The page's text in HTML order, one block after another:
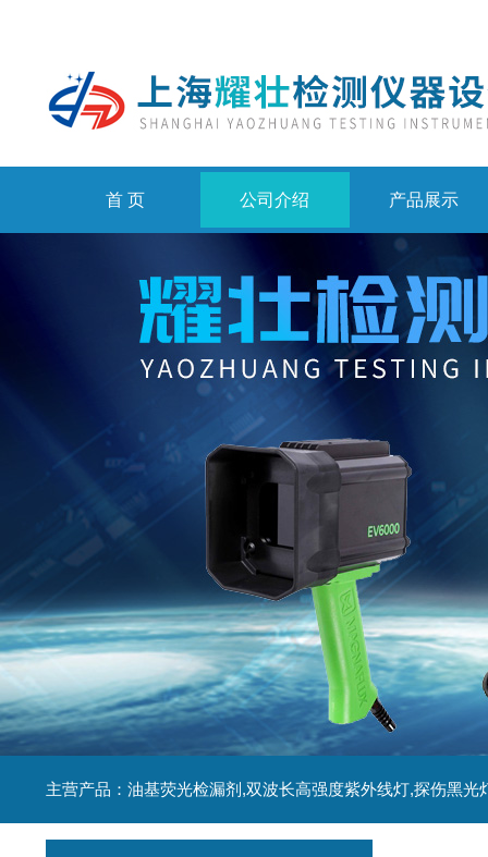
首 页 公司介绍 产品展示
主营产品：油基荧光检漏剂,双波长高强度紫外线灯,探伤黑光